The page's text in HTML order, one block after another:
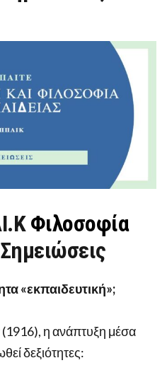
Φιλοσοφία
«εκπαιδευτική»;
η ανάπτυξη μέσα
δεξιότητες: